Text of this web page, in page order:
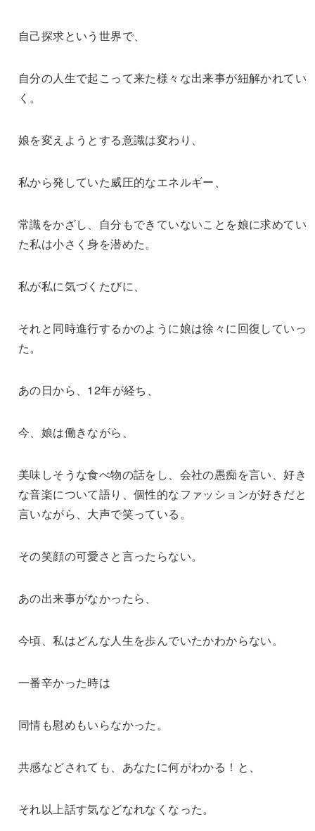
自己探求という世界で、
自分の人生で起こって来た様々な出来事が紐解かれてい
く。
娘を変えようとする意識は変わり、
私から発していた威圧的なエネルギー、
常識をかざし、自分もできていないことを娘に求めてい
た私は小さく身を潜めた。
私が私に気づくたびに、
それと同時進行するかのように娘は徐々に回復していっ
た。
あの日から、12年が経ち、
今、娘は働きながら、
美味しそうな食べ物の話をし、会社の愚痴を言い、好き
な音楽について語り、個性的なファッションが好きだと
言いながら、大声で笑っている。
その笑顔の可愛さと言ったらない。
あの出来事がなかったら、
今頃、私はどんな人生を歩んでいたかわからない。
一番辛かった時は
同情も慰めもいらなかった。
共感などされても、あなたに何がわかる！と、
それ以上話す気などなれなくなった。